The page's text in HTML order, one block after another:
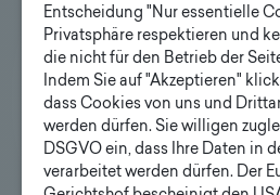
Diese Maste können
Steigsprossen und
Steigsystem ausgestattet
Anwendung:
Zur Beleuchtung von
Entscheidung "Nur essentielle
Privatsphäre respektieren und
die nicht für den Betrieb der
Indem Sie auf "Akzeptieren"
dass Cookies von uns und
werden dürfen. Sie willigen
DSGVO ein, dass Ihre Daten in
verarbeitet werden dürfen. Der